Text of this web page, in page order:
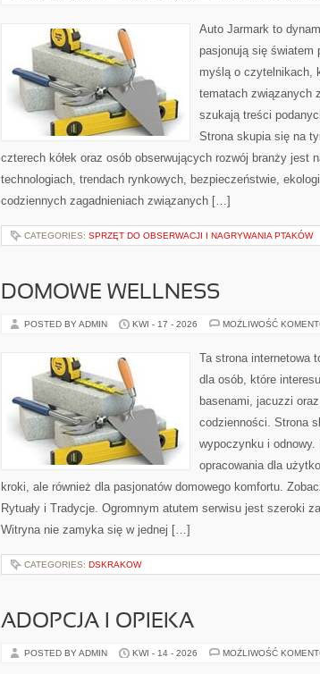
Auto Jarmark to
pasjonują się światem
myślą o czytelnikach,
tematach związanych
szukają treści
Strona skupia się na
czterech kółek oraz osób obserwujących rozwój branży jest
technologiach, trendach rynkowych, bezpieczeństwie,
codziennych zagadnieniach związanych […]
CATEGORIES: SPRZĘT DO OBSERWACJI I NAGRYWANIA PTAKÓW
DOMOWE WELLNESS
POSTED BY ADMIN KWI - 17 - 2026 MOŻLIWOŚĆ
Ta strona internetowa
dla osób, które
basenami, jacuzzi
codzienności. Strona
wypoczynku i
opracowania dla
kroki, ale również dla pasjonatów domowego komfortu.
Rytuały i Tradycje. Ogromnym atutem serwisu jest szeroki
Witryna nie zamyka się w jednej […]
CATEGORIES: DSKRAKOW
ADOPCJA I OPIEKA
POSTED BY ADMIN KWI - 14 - 2026 MOŻLIWOŚĆ